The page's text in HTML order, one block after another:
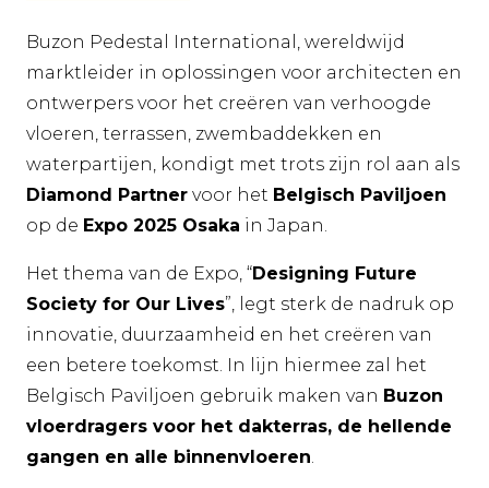
Buzon Pedestal International, wereldwijd
marktleider in oplossingen voor architecten en
ontwerpers voor het creëren van verhoogde
vloeren, terrassen, zwembaddekken en
waterpartijen, kondigt met trots zijn rol aan als
Diamond Partner voor het Belgisch Paviljoen
op de Expo 2025 Osaka in Japan.
Het thema van de Expo, “Designing Future
Society for Our Lives”, legt sterk de nadruk op
innovatie, duurzaamheid en het creëren van
een betere toekomst. In lijn hiermee zal het
Belgisch Paviljoen gebruik maken van Buzon
vloerdragers voor het dakterras, de hellende
gangen en alle binnenvloeren.